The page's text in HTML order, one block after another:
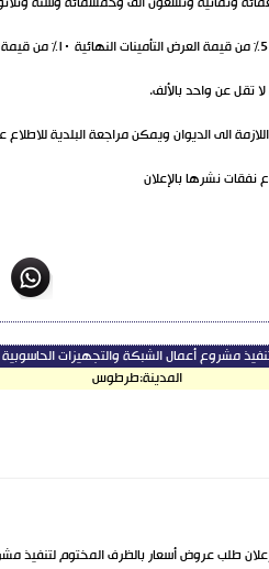
الى الديوان ويمكن مراجعة البلدية
مشروع أعمال الشبكة والتجهيزات
المدينة:طرطوس
طلب عروض أسعار بالظرف المختوم لتنفيذ